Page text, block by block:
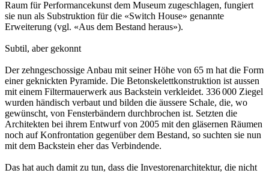
Raum für Performancekunst dem Museum zugeschlagen, fungiert
sie nun als Substruktion für die «Switch House» genannte
Erweiterung (vgl. «Aus dem Bestand heraus»).
Subtil, aber gekonnt
Der zehngeschossige Anbau mit seiner Höhe von 65 m hat die Form
einer geknickten Pyramide. Die Beton­skelettkonstruktion ist aussen
mit einem Filtermauerwerk aus Backstein verkleidet. 336 000 Ziegel
wurden händisch verbaut und bilden die äus­sere Schale, die, wo
gewünscht, von Fensterbändern durchbrochen ist. Setzten die
Architekten bei ihrem Entwurf von 2005 mit den gläsernen Räumen
noch auf Konfrontation gegenüber dem Bestand, so suchten sie nun
mit dem ­Backstein eher das Verbindende.
Das hat auch damit zu tun, dass die Investorenarchitektur, die nicht